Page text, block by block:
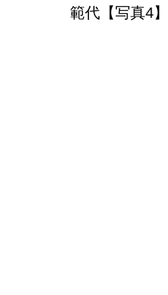
範代【写真4